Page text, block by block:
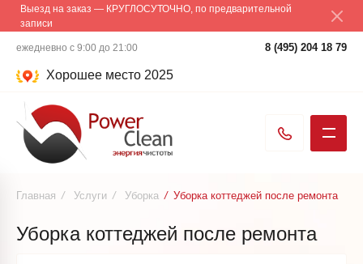
Выезд на заказ — КРУГЛОСУТОЧНО, по предварительной
записи
ежедневно с 9:00 до 21:00 8 (495) 204 18 79
Хорошее место 2025
Главная / Услуги / Уборка / Уборка коттеджей после ремонта
Уборка коттеджей после ремонта